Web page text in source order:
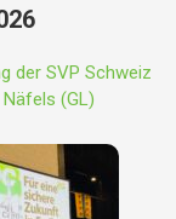
der SVP Schweiz
(GL)